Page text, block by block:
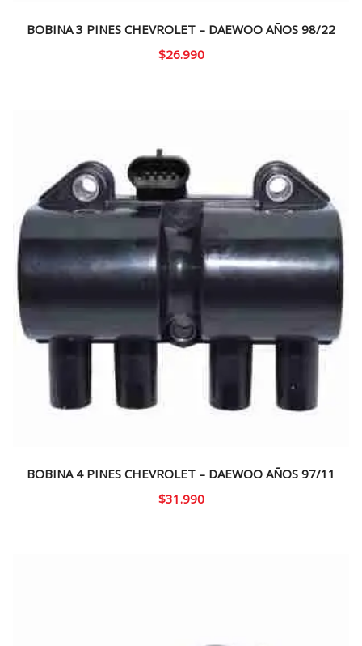
BOBINA 3 PINES CHEVROLET – DAEWOO AÑOS 98/22
$26.990
BOBINA 4 PINES CHEVROLET – DAEWOO AÑOS 97/11
$31.990